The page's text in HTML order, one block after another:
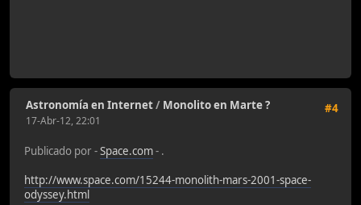
#4
Astronomía en Internet/ Monolito en Marte ?
17-Abr-12, 22:01
Publicado por -Space.com- .
http://www.space.com/15244-monolith-mars-2001-space-
odyssey.html